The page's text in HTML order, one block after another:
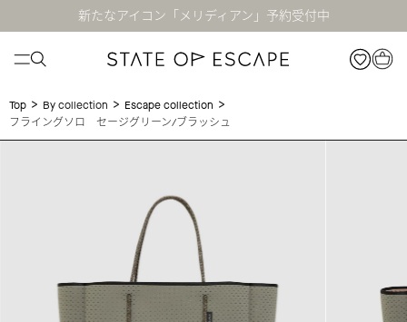
新たなアイコン「メリディアン」予約受付中
Top > By collection > Escape collection >
フライングソロ セージグリーン/ブラッシュ